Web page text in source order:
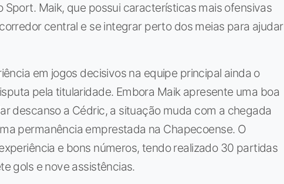
Maik, que possui características mais ofensivas
central e se integrar perto dos meias para ajudar
em jogos decisivos na equipe principal ainda o
pela titularidade. Embora Maik apresente uma boa
descanso a Cédric, a situação muda com a chegada
permanência emprestada na Chapecoense. O
e bons números, tendo realizado 30 partidas
gols e nove assistências.